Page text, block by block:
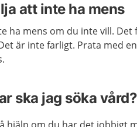
att inte ha mens
ha mens om du inte vill.
är inte farligt. Prata med
ska jag söka vård?